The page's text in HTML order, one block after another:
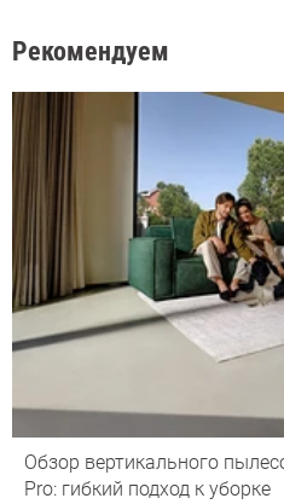
Рекомендуем
Обзор вертикального
Pro: гибкий подход к уборке